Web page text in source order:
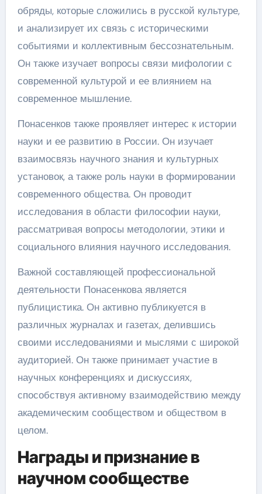
обряды, которые сложились в русской культуре,
и анализирует их связь с историческими
событиями и коллективным бессознательным.
Он также изучает вопросы связи мифологии с
современной культурой и ее влиянием на
современное мышление.
Понасенков также проявляет интерес к истории
науки и ее развитию в России. Он изучает
взаимосвязь научного знания и культурных
установок, а также роль науки в формировании
современного общества. Он проводит
исследования в области философии науки,
рассматривая вопросы методологии, этики и
социального влияния научного исследования.
Важной составляющей профессиональной
деятельности Понасенкова является
публицистика. Он активно публикуется в
различных журналах и газетах, делившись
своими исследованиями и мыслями с широкой
аудиторией. Он также принимает участие в
научных конференциях и дискуссиях,
способствуя активному взаимодействию между
академическим сообществом и обществом в
целом.
Награды и признание в
научном сообществе